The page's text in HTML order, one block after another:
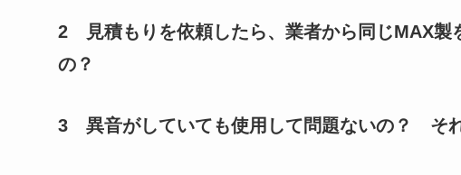
2
見積もりを依頼したら、業者から同じMAX
の？
3 異音がしていても使用して問題ないの？ そ